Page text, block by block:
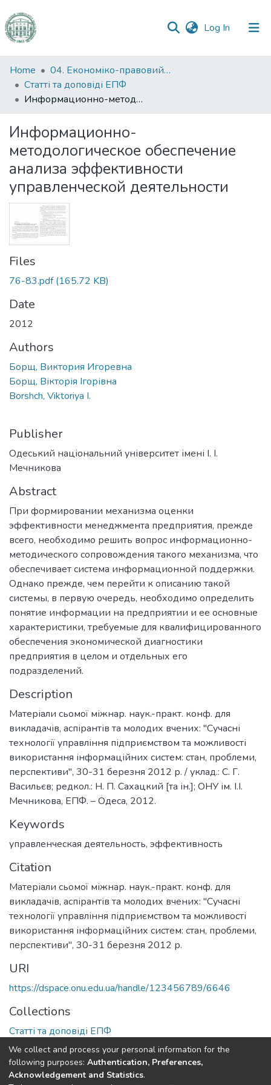
Log In (current)
Communities
&
Collections
Statistics
Home
04. Економіко-правовий факультет
Статті та доповіді ЕПФ
Информационно-методологическое обеспечение анализа эффективности управленческой деятельности
Информационно-
методологическое обеспечение
анализа эффективности
управленческой деятельности
Files
76-83.pdf(165.72 KB)
Date
2012
Authors
Борщ, Виктория Игоревна
Борщ, Вікторія Ігорівна
Borshch, Viktoriya I.
Publisher
Одеський національний університет імені І. І.
Мечникова
Abstract
При формировании механизма оценки
эффективности менеджмента предприятия, прежде
всего, необходимо решить вопрос информационно-
методического сопровождения такого механизма, что
обеспечивает система информационной поддержки.
Однако прежде, чем перейти к описанию такой
системы, в первую очередь, необходимо определить
понятие информации на предприятии и ее основные
характеристики, требуемые для квалифицированного
обеспечения экономической диагностики
предприятия в целом и отдельных его
подразделений.
Description
Матеріали сьомої міжнар. наук.-практ. конф. для
викладачів, аспірантів та молодих вчених: "Сучасні
технології управління підприємством та можливості
використання інформаційних систем: стан, проблеми,
перспективи", 30-31 березня 2012 р. / уклад.: С. Г.
Васильєв; редкол.: Н. П. Сахацкий [та ін.]; ОНУ ім. І.І.
Мечникова, ЕПФ. – Одеса, 2012.
Keywords
управленческая деятельность, эффективность
Citation
Матеріали сьомої міжнар. наук.-практ. конф. для
викладачів, аспірантів та молодих вчених: "Сучасні
технології управління підприємством та можливості
використання інформаційних систем: стан, проблеми,
перспективи", 30-31 березня 2012 р.
URI
https://dspace.onu.edu.ua/handle/123456789/6646
Collections
Статті та доповіді ЕПФ
Full item page
We collect and process your personal information for the
following purposes: Authentication, Preferences,
Acknowledgement and Statistics.